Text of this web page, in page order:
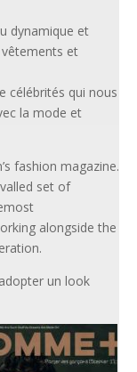
dynamique et
et
célébrités qui nous
la mode et
fashion magazine.
set of
alongside the
un look